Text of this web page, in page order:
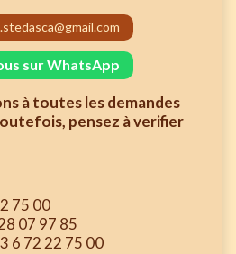
sur WhatsApp
à toutes les demandes
pensez à verifier
75 00
07 97 85
6 72 22 75 00